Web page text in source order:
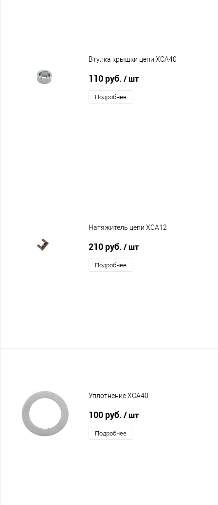
Втулка крышки цепи XCA40
110 руб. / шт
Подробнее
Натяжитель цепи XCA12
210 руб. / шт
Подробнее
Уплотнение XCA40
100 руб. / шт
Подробнее